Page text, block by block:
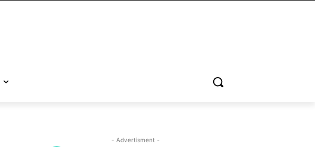
- Advertisment -